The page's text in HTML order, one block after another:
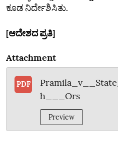
ಕೂಡ ನಿರ್ದೇಶಿಸಿತು.
[ಆದೇಶದ ಪ್ರತಿ]
Attachment
PDF
h___Ors
Preview